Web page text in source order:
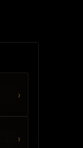
›
›